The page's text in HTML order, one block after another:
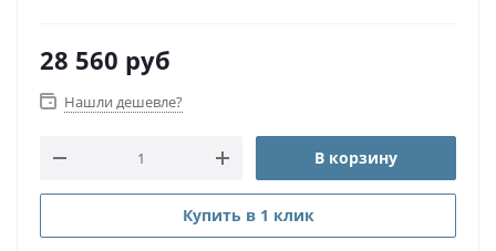
28 560 руб
Нашли дешевле?
В корзину
Купить в 1 клик